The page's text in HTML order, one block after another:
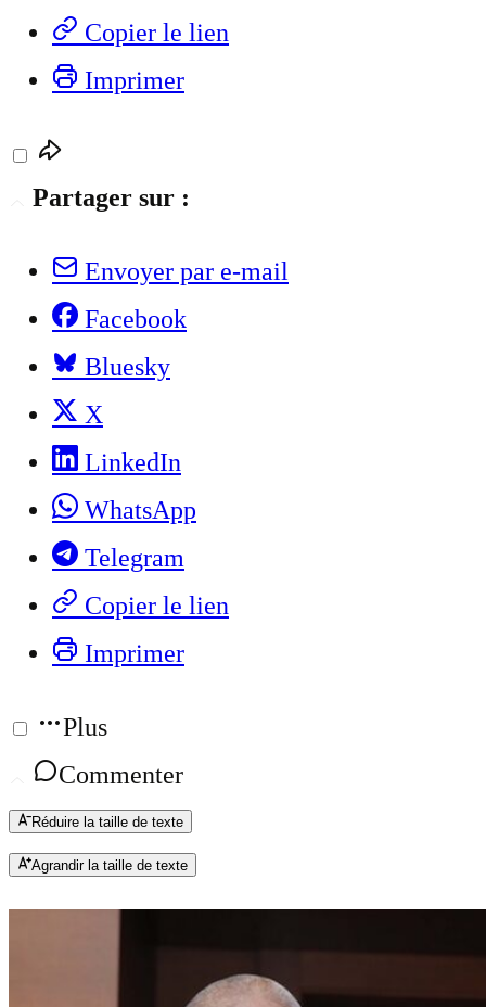
Copier le lien
Imprimer
Partager sur :
Envoyer par e-mail
Facebook
Bluesky
X
LinkedIn
WhatsApp
Telegram
Copier le lien
Imprimer
Plus
Commenter
Réduire la taille de texte
Agrandir la taille de texte